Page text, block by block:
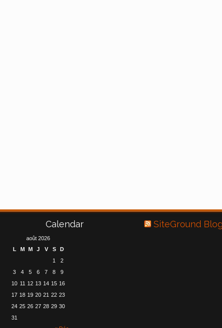
Calendar
août 2026
L
M M J V S
D
1
2
3
4 5 6 7 8
9
10 11 12 13 14 15 16
17 18 19 20 21 22 23
24 25 26 27 28 29 30
31
SiteGround